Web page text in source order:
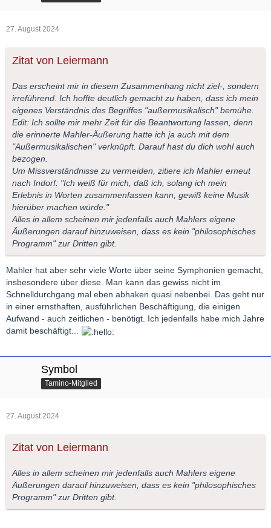
27. August 2024
Zitat von Leiermann
Das erscheint mir in diesem Zusammenhang nicht ziel-, sondern
irreführend. Ich hoffte deutlich gemacht zu haben, dass ich mein
eigenes Verständnis des Begriffes "außermusikalisch" bemühe.
Edit: Ich sollte mir mehr Zeit für die Beantwortung lassen, denn
die erinnerte Mahler-Äußerung hatte ich ja auch mit dem
"Außermusikalischen" verknüpft. Darauf hast du dich wohl auch
bezogen.
Um Missverständnisse zu vermeiden, zitiere ich Mahler erneut
nach Indorf: "Ich weiß für mich, daß ich, solang ich mein
Erlebnis in Worten zusammenfassen kann, gewiß keine Musik
hierüber machen würde."
Alles in allem scheinen mir jedenfalls auch Mahlers eigene
Äußerungen darauf hinzuweisen, dass es kein "philosophisches
Programm" zur Dritten gibt.
Mahler hat aber sehr viele Worte über seine Symphonien gemacht,
insbesondere über diese. Man kann das gewiss nicht im
Schnelldurchgang mal eben abhaken quasi nebenbei. Das geht nur
in einer ernsthaften, ausführlichen Beschäftigung, die einigen
Aufwand - auch zeitlichen - benötigt. Ich jedenfalls habe mich Jahre
damit beschäftigt...
Symbol
Tamino-Mitglied
27. August 2024
Zitat von Leiermann
Alles in allem scheinen mir jedenfalls auch Mahlers eigene
Äußerungen darauf hinzuweisen, dass es kein "philosophisches
Programm" zur Dritten gibt.